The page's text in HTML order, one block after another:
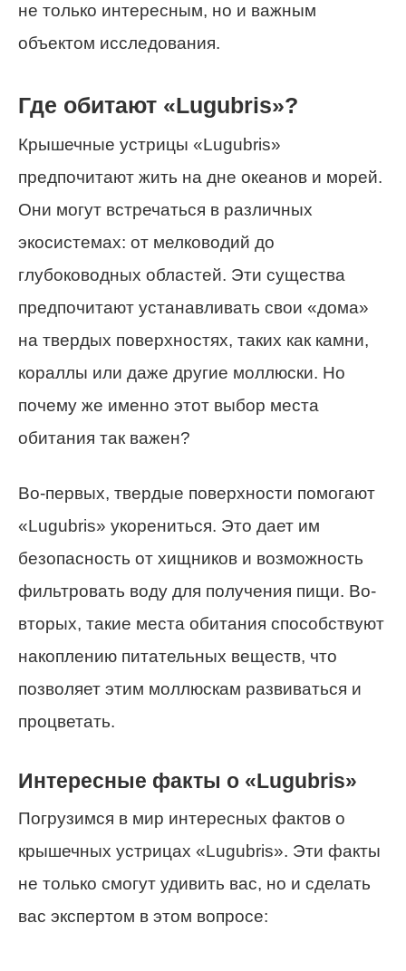
не только интересным, но и важным
объектом исследования.
Где обитают «Lugubris»?
Крышечные устрицы «Lugubris»
предпочитают жить на дне океанов и морей.
Они могут встречаться в различных
экосистемах: от мелководий до
глубоководных областей. Эти существа
предпочитают устанавливать свои «дома»
на твердых поверхностях, таких как камни,
кораллы или даже другие моллюски. Но
почему же именно этот выбор места
обитания так важен?
Во-первых, твердые поверхности помогают
«Lugubris» укорениться. Это дает им
безопасность от хищников и возможность
фильтровать воду для получения пищи. Во-
вторых, такие места обитания способствуют
накоплению питательных веществ, что
позволяет этим моллюскам развиваться и
процветать.
Интересные факты о «Lugubris»
Погрузимся в мир интересных фактов о
крышечных устрицах «Lugubris». Эти факты
не только смогут удивить вас, но и сделать
вас экспертом в этом вопросе: